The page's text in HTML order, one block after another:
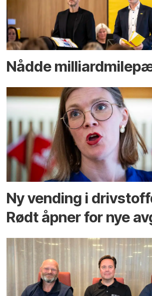
Nådde
Ny vending i
Rødt åpner for nye